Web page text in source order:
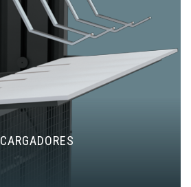
CARGADORES